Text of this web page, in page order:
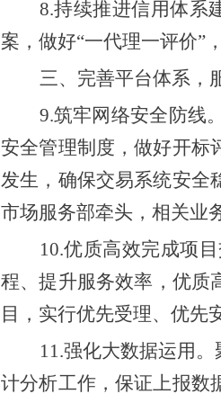
8.持续推进信用体系
案， 做好“一代理一评价”
三、 完善平台体系，
9.筑牢网络安全防线
安全管理制度，做好开标
发生，确保交易系统安全
市场服务部牵头， 相关业
10.优质高效完成项
程、提升服务效率，优质
目，实行优先受理、优先
11.强化大数据运用
计分析工作，保证上报数